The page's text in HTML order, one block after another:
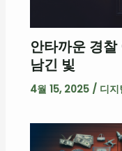
안타까운 경
남긴 빛
4월 15, 2025 / 디